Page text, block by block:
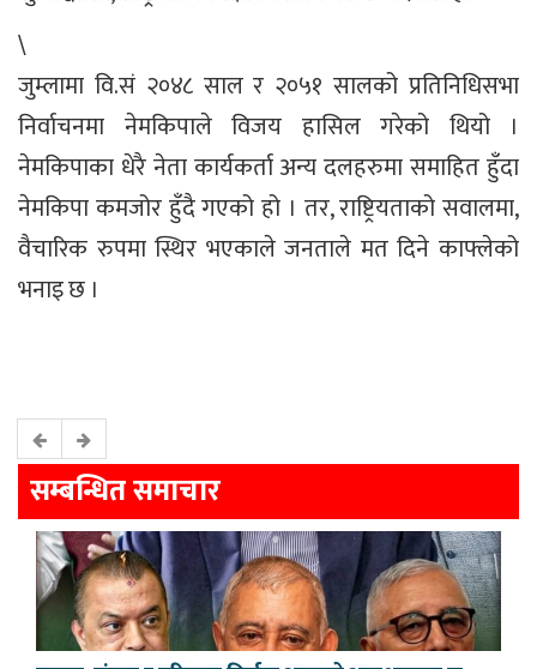
\
जुम्लामा वि.सं २०४८ साल र २०५१ सालको प्रतिनिधिसभा
निर्वाचनमा नेमकिपाले विजय हासिल गरेको थियो ।
नेमकिपाका धेरै नेता कार्यकर्ता अन्य दलहरुमा समाहित हुँदा
नेमकिपा कमजोर हुँदै गएको हो । तर, राष्ट्रियताको सवालमा,
वैचारिक रुपमा स्थिर भएकाले जनताले मत दिने काफ्लेको
भनाइ छ ।
सम्बन्धित समाचार